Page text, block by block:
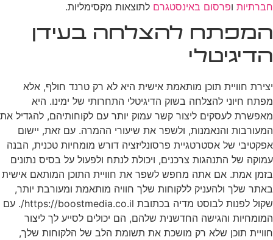
חברתיות ופרסום באינסטגרם לתוצאות מקסימליות.
המפתח להצלחה בעידן
הדיגיטלי
יצירת חוויית תוכן מותאמת אישית היא לא רק טרנד חולף, אלא
מפתח חיוני להצלחה בשוק הדיגיטלי התחרותי של ימינו. היא
מאפשרת לעסקים ליצור קשר עמוק יותר עם לקוחותיהם, להגדיל את
המעורבות והנאמנות, ולשפר את שיעורי ההמרה. עם זאת, יישום
אפקטיבי של אסטרטגיית פרסונליזציה דורש מומחיות טכנית, הבנה
עמוקה של התנהגות צרכנים, ויכולת לנתח ולפעול על בסיס נתונים
בזמן אמת. אם אתה מחפש לשפר את חוויית התוכן המותאם אישית
באתר שלך ולהעניק ללקוחות שלך חוויה מותאמת ומעורבת יותר,
שקול לפנות לבוסט מדיה בכתובת https://boostmedia.co.il/. עם
המומחיות והגישה החדשנית שלהם, הם יכולים לסייע לך ליצור
חוויית תוכן שלא רק מושכת את תשומת הלב של הלקוחות שלך,